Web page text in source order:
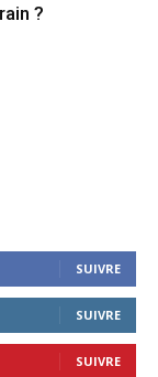
?
SUIVRE
SUIVRE
SUIVRE